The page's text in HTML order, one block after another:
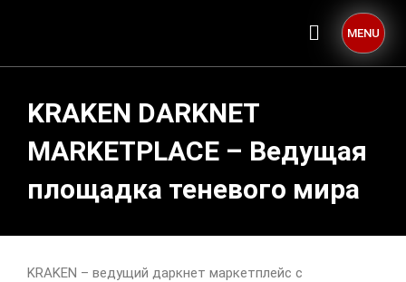
MENU
KRAKEN DARKNET
MARKETPLACE – Ведущая
площадка теневого мира
KRAKEN – ведущий даркнет маркетплейс с